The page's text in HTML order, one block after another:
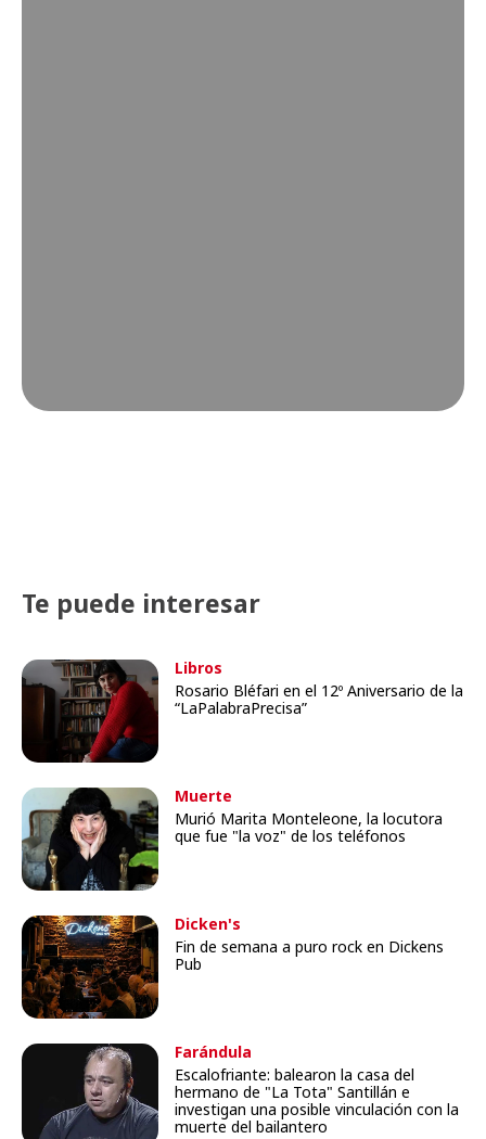
Te puede interesar
Libros
Rosario Bléfari en el 12º Aniversario de la
“LaPalabraPrecisa”
Muerte
Murió Marita Monteleone, la locutora
que fue "la voz" de los teléfonos
Dicken's
Fin de semana a puro rock en Dickens
Pub
Farándula
Escalofriante: balearon la casa del
hermano de "La Tota" Santillán e
investigan una posible vinculación con la
muerte del bailantero